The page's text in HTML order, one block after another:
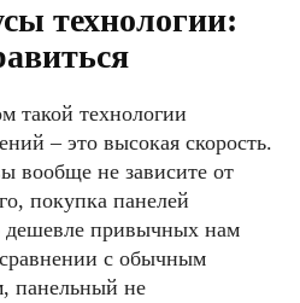
технологии:
такой технологии
– это высокая скорость.
вообще не зависите от
покупка панелей
дешевле привычных нам
с обычным
панельный не